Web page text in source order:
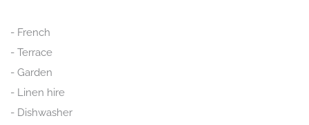
French
Terrace
Garden
Linen hire
Dishwasher